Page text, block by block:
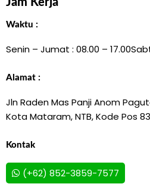
Jam Kerja
Waktu :
Senin – Jumat : 08.00 – 17.00
Alamat :
Jln Raden Mas Panji Anom
Kota Mataram, NTB, Kode Pos
Kontak
(+62) 852-3859-7577